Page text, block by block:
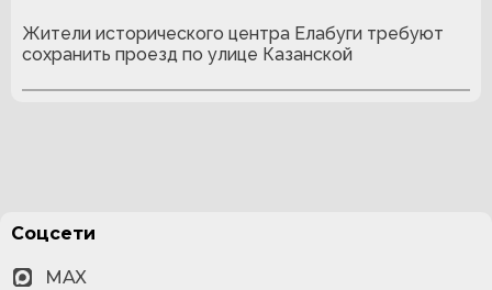
Жители исторического центра Елабуги требуют
сохранить проезд по улице Казанской
Соцсети
MAX